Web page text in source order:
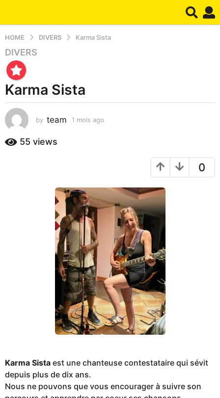
HOME DIVERS Karma Sista
1
m
o
i
a
g
1
DIVERS
Karma Sista
by team 1 mois ago
55 views
0
Karma Sista est une chanteuse contestataire qui sévit
depuis plus de dix ans.
Nous ne pouvons que vous encourager à suivre son